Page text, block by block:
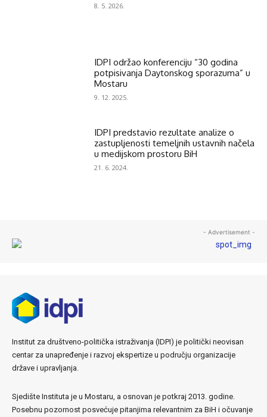
8. 5. 2026.
IDPI održao konferenciju “30 godina
potpisivanja Daytonskog sporazuma” u
Mostaru
9. 12. 2025.
IDPI predstavio rezultate analize o
zastupljenosti temeljnih ustavnih načela
u medijskom prostoru BiH
21. 6. 2024.
- Advertisement -
Institut za društveno-politička istraživanja (IDPI) je politički neovisan
centar za unapređenje i razvoj ekspertize u području organizacije
države i upravljanja.
Sjedište Instituta je u Mostaru, a osnovan je potkraj 2013. godine.
Posebnu pozornost posvećuje pitanjima relevantnim za BiH i očuvanje